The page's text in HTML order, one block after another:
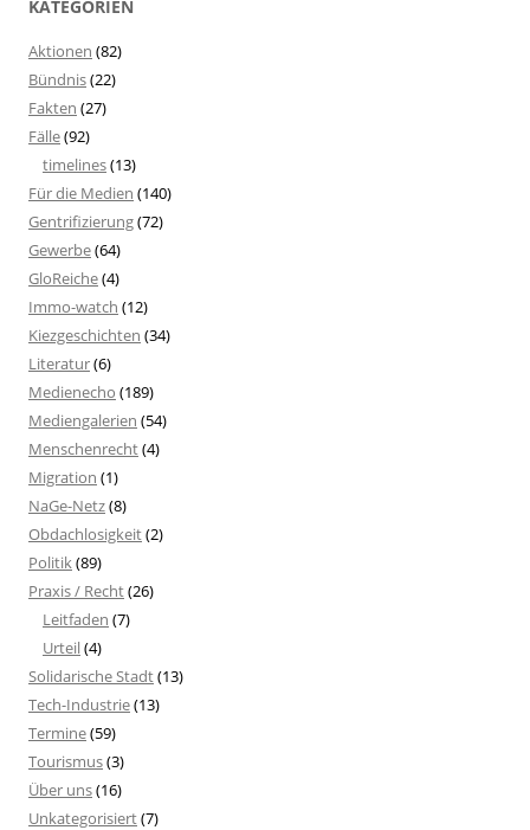
KATEGORIEN
Aktionen (82)
Bündnis(22)
Fakten (27)
Fälle(92)
timelines(13)
Für die Medien (140)
Gentrifizierung(72)
Gewerbe(64)
GloReiche(4)
Immo-watch (12)
Kiezgeschichten (34)
Literatur(6)
Medienecho (189)
Mediengalerien (54)
Menschenrecht(4)
Migration (1)
NaGe-Netz(8)
Obdachlosigkeit(2)
Politik(89)
Praxis / Recht(26)
Leitfaden (7)
Urteil(4)
Solidarische Stadt(13)
Tech-Industrie(13)
Termine(59)
Tourismus(3)
Über uns(16)
Unkategorisiert(7)